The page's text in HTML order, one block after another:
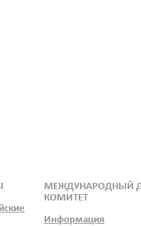
МЕЖДУНАРОДНЫЙ
КОМИТЕТ
Информация